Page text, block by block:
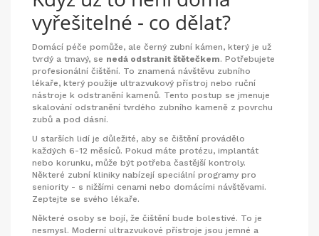
vyřešitelné - co dělat?
Domácí péče pomůže, ale černý zubní kámen, který je už
tvrdý a tmavý, se nedá odstranit štětečkem. Potřebujete
profesionální čištění. To znamená návštěvu zubního
lékaře, který použije ultrazvukový přístroj nebo ruční
nástroje k odstranění kamenů. Tento postup se jmenuje
skalování odstranění tvrdého zubního kameně z povrchu
zubů a pod dásní.
U starších lidí je důležité, aby se čištění provádělo
každých 6-12 měsíců. Pokud máte protézu, implantát
nebo korunku, může být potřeba častější kontroly.
Některé zubní kliniky nabízejí speciální programy pro
seniority - s nižšími cenami nebo domácími návštěvami.
Zeptejte se svého lékaře.
Některé osoby se bojí, že čištění bude bolestivé. To je
nesmysl. Moderní ultrazvukové přístroje jsou jemné a